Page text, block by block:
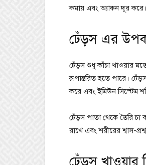
কমায় এবং অ্যাকন দূর
ঢেঁড়স এর
ঢেঁড়স শুধু কাঁচা খাওয়ার
রূপান্তরিত হতে পারে।
করে এবং ইমিউন সিস্টেম
ঢেঁড়স পাতা থেকে তৈরি চা
রাখে এবং শরীরের শ্বাস-
ঢেঁড়স খাওয়ার